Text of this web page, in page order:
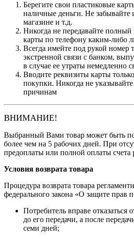
Берегите свои пластиковые
наличные деньги. Не забывайте
магазине и т.д.
Никогда не передавайте
карты по телефону каким-либо
Всегда имейте под рукой номер
экстренной связи с банком,
в случае ее утраты немедленно
Вводите реквизиты карты
покупки. Никогда не
причинам
ВНИМАНИЕ!
Выбранный Вами товар может быть
более чем на 5 рабочих дней. При
предоплаты или полной оплаты счета
Условия возврата товара
Процедура возврата товара
федерального закона «О защите прав
Потребитель вправе отказаться
до его передачи, а после
семи дней;